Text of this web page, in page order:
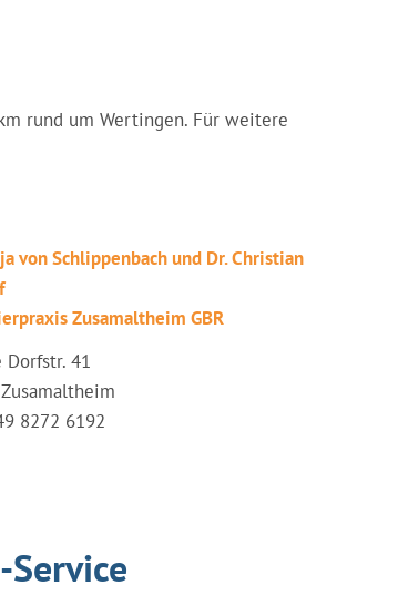
rund um Wertingen. Für weitere
von Schlippenbach und Dr. Christian
Zusamaltheim GBR
Dorfstr. 41
8272 6192